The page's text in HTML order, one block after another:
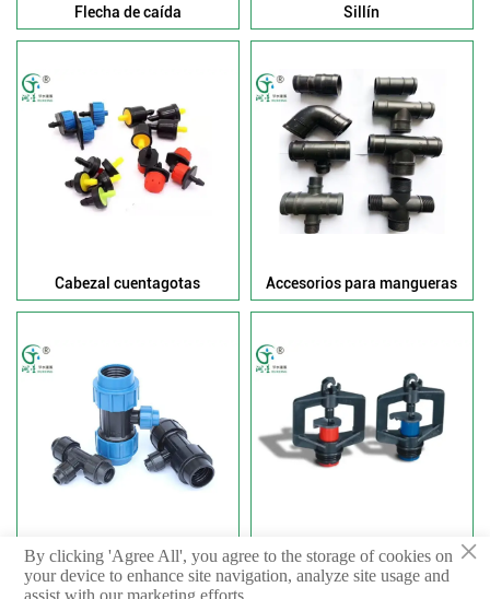
Flecha de caída Sillín
Cabezal cuentagotas Accesorios para mangueras
Accesorios para tuberías
externas
Microaspersor ×
By clicking 'Agree All', you agree to the storage of cookies on
your device to enhance site navigation, analyze site usage and
assist with our marketing efforts.